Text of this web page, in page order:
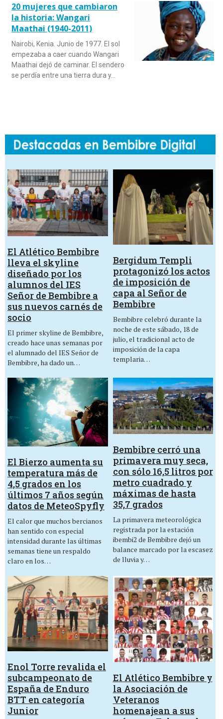
20 mujeres que cambiaron
la historia: Wangari
Maathai (1940-2011)
Nairobi, Kenia. Junio de 1977. El sol
empezaba a caer cuando Wangari
Maathai dejó de caminar. El sendero
se perdía entre una tierra dura y…
El Atlético Bembibre
lleva el skyline
diseñado por los
alumnos del IES
Señor de Bembibre a
sus nuevos carnés de
socio
El primer skyline de Bembibre,
creado hace unas semanas por
el alumnado del IES Señor de
Bembibre, ha dado un…
Bergidum Templi
protagonizó los actos
de imposición de
capa al Señor de
Bembibre
Bembibre celebró durante la
noche de este sábado, 18 de
julio, el tradicional acto de
imposición de la capa
templaria…
El Bierzo aumenta su
temperatura más de
4,5 grados en los
últimos 7 años según
datos de MeteoSpyfly
El calor que muchos bercianos
han sentido con especial
intensidad durante las últimas
semanas tiene un respaldo
claro en los…
Bembibre cerró una
primavera muy seca,
con sólo 16,5 litros por
metro cuadrado y
máximas de hasta
35,7 grados
La primavera meteorológica
registrada por la estación
ibembi2 de Bembibre dejó un
balance marcado por la escasez
de lluvia y…
Enol Torre revalida el
subcampeonato de
España de Enduro
BTT en categoría
Junior
El Atlético Bembibre y
la Asociación de
Veteranos
homenajean a sus